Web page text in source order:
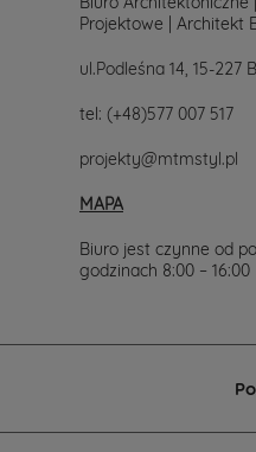
Projektowe | Architekt
ul.Podleśna 14, 15-227
tel: (+48)577 007 517
projekty@mtmstyl.pl
MAPA
Biuro jest czynne od
godzinach 8:00 – 16:00